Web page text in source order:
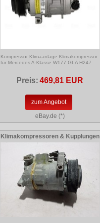
Kompressor Klimaanlage Klimakompressor
für Mercedes A-Klasse W177 GLA H247
Preis: 469,81 EUR
zum Angebot
eBay.de (*)
Klimakompressoren & Kupplungen